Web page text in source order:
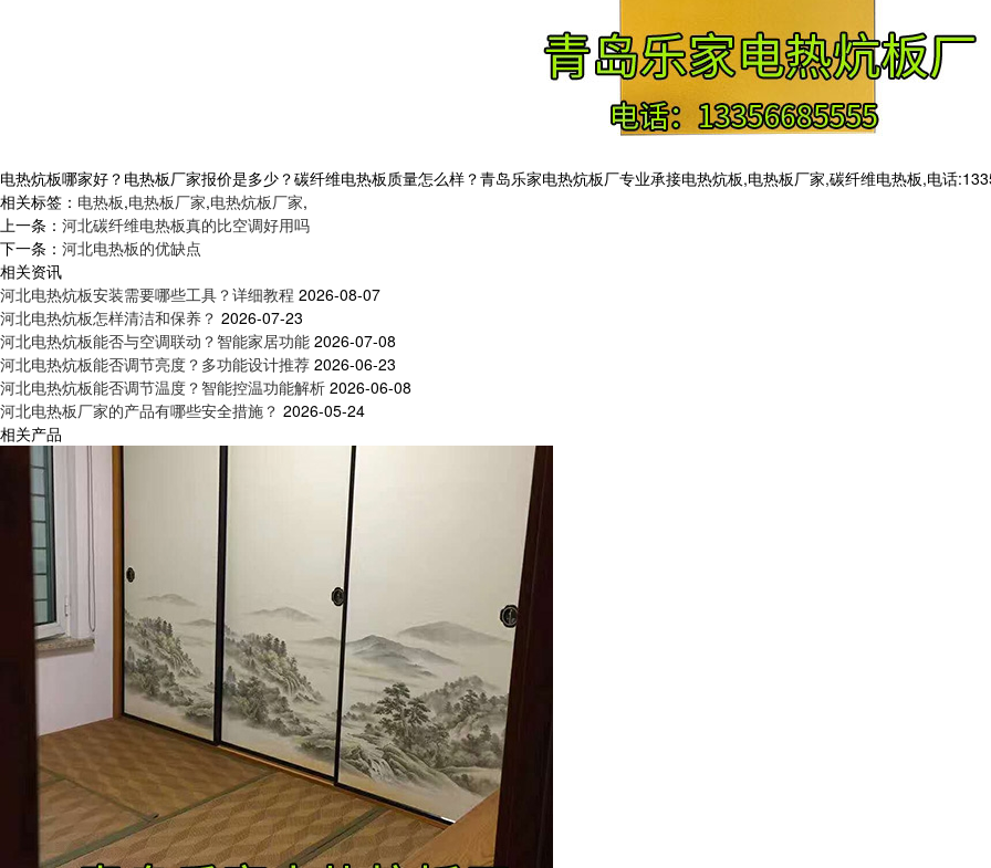
电热炕板哪家好？电热板厂家报价是多少？碳纤维电热板质量怎么样？青岛乐家电热炕板厂专业承接电热炕板,电热板厂家,碳纤维电热板,电话
相关标签： 电热板,电热板厂家,电热炕板厂家,
上一条： 河北碳纤维电热板真的比空调好用吗
下一条： 河北电热板的优缺点
相关资讯
河北电热炕板安装需要哪些工具？详细教程 2026-08-07
河北电热炕板怎样清洁和保养？ 2026-07-23
河北电热炕板能否与空调联动？智能家居功能 2026-07-08
河北电热炕板能否调节亮度？多功能设计推荐 2026-06-23
河北电热炕板能否调节温度？智能控温功能解析 2026-06-08
河北电热板厂家的产品有哪些安全措施？ 2026-05-24
相关产品